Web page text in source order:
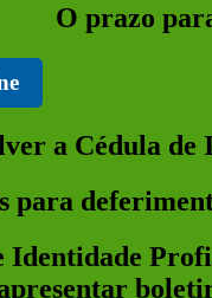
O prazo
a Cédula
para